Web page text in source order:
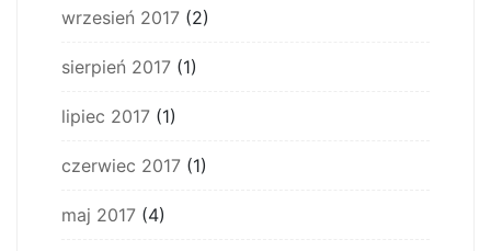
wrzesień 2017 (2)
sierpień 2017 (1)
lipiec 2017 (1)
czerwiec 2017 (1)
maj 2017 (4)